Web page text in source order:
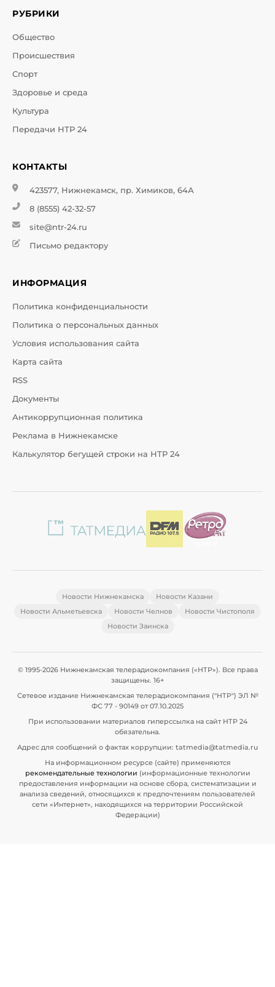
РУБРИКИ
Общество
Происшествия
Спорт
Здоровье и среда
Культура
Передачи НТР 24
КОНТАКТЫ
423577, Нижнекамск, пр. Химиков, 64А
8 (8555) 42-32-57
site@ntr-24.ru
Письмо редактору
ИНФОРМАЦИЯ
Политика конфиденциальности
Политика о персональных данных
Условия использования сайта
Карта сайта
RSS
Документы
Антикоррупционная политика
Реклама в Нижнекамске
Калькулятор бегущей строки на НТР 24
Новости Нижнекамска
Новости Казани
Новости Альметьевска
Новости Челнов
Новости Чистополя
Новости Заинска
© 1995-2026 Нижнекамская телерадиокомпания («НТР»). Все права
защищены. 16+
Сетевое издание Нижнекамская телерадиокомпания ("НТР") ЭЛ №
ФС 77 - 90149 от 07.10.2025
При использовании материалов гиперссылка на сайт НТР 24
обязательна.
Адрес для сообщений о фактах коррупции: tatmedia@tatmedia.ru
На информационном ресурсе (сайте) применяются
рекомендательные технологии (информационные технологии
предоставления информации на основе сбора, систематизации и
анализа сведений, относящихся к предпочтениям пользователей
сети «Интернет», находящихся на территории Российской
Федерации)